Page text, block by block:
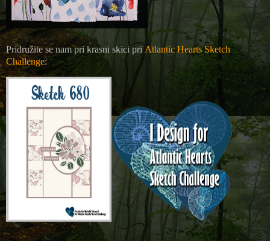
Pridružite se nam pri krasni skici priAtlantic Hearts Sketch
Challenge: